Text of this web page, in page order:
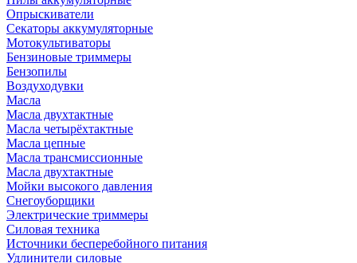
Опрыскиватели
Секаторы аккумуляторные
Мотокультиваторы
Бензиновые триммеры
Бензопилы
Воздуходувки
Масла
Масла двухтактные
Масла четырёхтактные
Масла цепные
Масла трансмиссионные
Масла двухтактные
Мойки высокого давления
Снегоуборщики
Электрические триммеры
Силовая техника
Источники бесперебойного питания
Удлинители силовые